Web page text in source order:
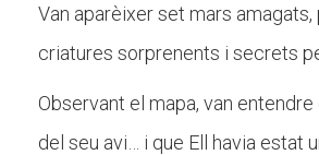
Van aparèixer set mars
criatures sorprenents i secrets
Observant el mapa, van
del seu avi… i que Ell havia estat
Memòria d'activitats
Proposta educativa